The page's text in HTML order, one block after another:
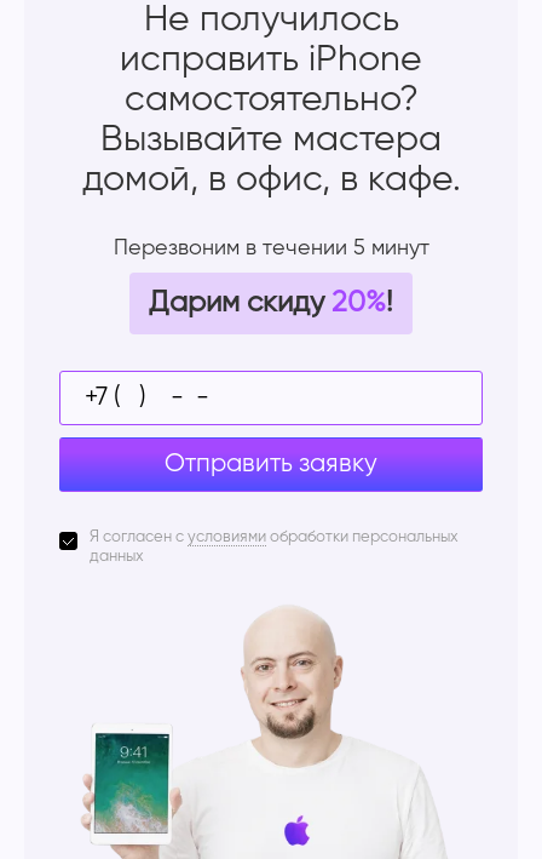
Не получилось
исправить iPhone
самостоятельно?
Вызывайте мастера
домой, в офис, в кафе.
Перезвоним в течении 5 минут
Дарим скиду 20%!
Отправить заявку
Я согласен с условиями обработки персональных
данных